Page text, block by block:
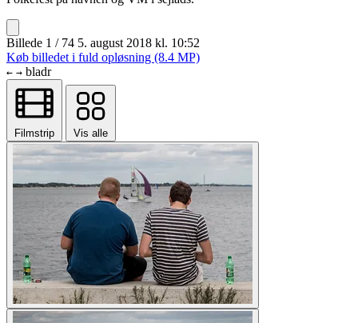
Billede 1 / 74 5. august 2018 kl. 10:52
Køb billedet i fuld opløsning (8.4 MP)
← → bladr
Filmstrip Vis alle